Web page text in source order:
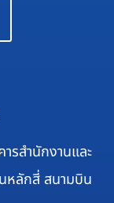
รสำนักงานและ
หลักสี่ สนามบิน